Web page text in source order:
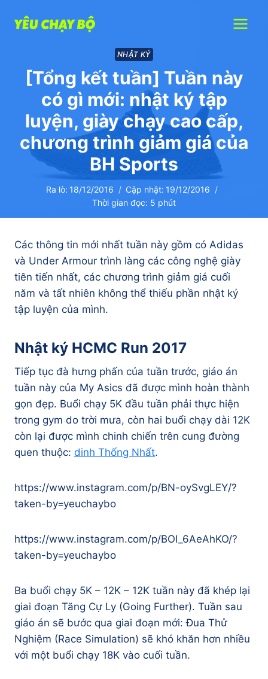
NHẬT KÝ
[Tổng kết tuần] Tuần này
có gì mới: nhật ký tập
luyện, giày chạy cao cấp,
chương trình giảm giá của
BH Sports
Ra lò: 18/12/2016 Cập nhật: 19/12/2016
Thời gian đọc: 5 phút
Các thông tin mới nhất tuần này gồm có Adidas
và Under Armour trình làng các công nghệ giày
tiên tiến nhất, các chương trình giảm giá cuối
năm và tất nhiên không thể thiếu phần nhật ký
tập luyện của mình.
Nhật ký HCMC Run 2017
Tiếp tục đà hưng phấn của tuần trước, giáo án
tuần này của My Asics đã được mình hoàn thành
gọn đẹp. Buổi chạy 5K đầu tuần phải thực hiện
trong gym do trời mưa, còn hai buổi chạy dài 12K
còn lại được mình chinh chiến trên cung đường
quen thuộc: dinh Thống Nhất.
https://www.instagram.com/p/BN-oySvgLEY/?
taken-by=yeuchaybo
https://www.instagram.com/p/BOI_6AeAhKO/?
taken-by=yeuchaybo
Ba buổi chạy 5K – 12K – 12K tuần này đã khép lại
giai đoạn Tăng Cự Ly (Going Further). Tuần sau
giáo án sẽ bước qua giai đoạn mới: Đua Thử
Nghiệm (Race Simulation) sẽ khó khăn hơn nhiều
với một buổi chạy 18K vào cuối tuần.